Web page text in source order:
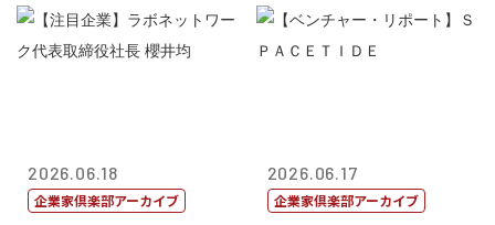
2026.06.18
企業家倶楽部アーカイブ
2026.06.17
企業家倶楽部アーカイブ